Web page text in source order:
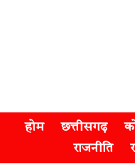
होम छत्तीसगढ़
राजनीति